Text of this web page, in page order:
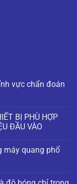
vực chẩn đoán
BỊ PHÙ HỢP
ĐẦU VÀO
máy quang phổ